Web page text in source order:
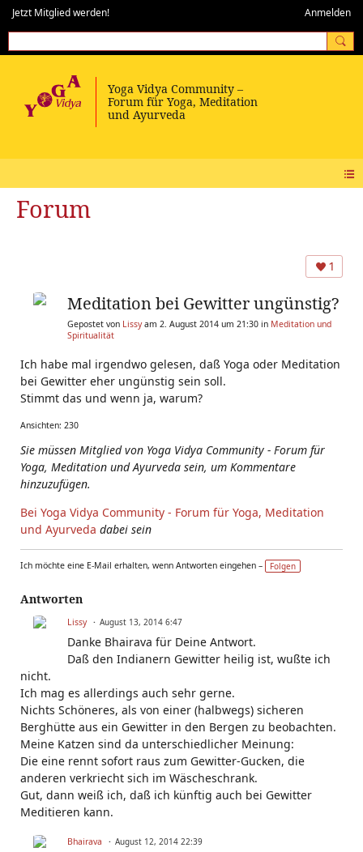
Jetzt Mitglied werden! Anmelden
Forum
1
Meditation bei Gewitter ungünstig?
Gepostet von Lissyam 2. August 2014 um 21:30 in Meditation und
Spiritualität
Ich habe mal irgendwo gelesen, daß Yoga oder Meditation
bei Gewitter eher ungünstig sein soll.
Stimmt das und wenn ja, warum?
Ansichten: 230
Sie müssen Mitglied von Yoga Vidya Community - Forum für
Yoga, Meditation und Ayurveda sein, um Kommentare
hinzuzufügen.
Bei Yoga Vidya Community - Forum für Yoga, Meditation
und Ayurveda dabei sein
Ich möchte eine E-Mail erhalten, wenn Antworten eingehen – Folgen
Antworten
Lissy August 13, 2014 6:47
Danke Bhairava für Deine Antwort.
Daß den Indianern Gewitter heilig ist, wußte ich
nicht.
Ich mag es allerdings auch sehr gerne.
Nichts Schöneres, als von einer (halbwegs) sicheren
Berghütte aus ein Gewitter in den Bergen zu beobachten.
Meine Katzen sind da unterschiedlicher Meinung:
Die eine rennt sofort raus zum Gewitter-Gucken, die
anderen verkriecht sich im Wäscheschrank.
Gut, dann weiß ich, daß ich künftig auch bei Gewitter
Meditieren kann.
Bhairava August 12, 2014 22:39